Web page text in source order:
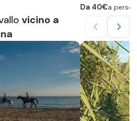
e durante le
i boschi e praterie
per principianti e
e, previa richiesta,
è compresa nel
chiuse.
è 4 anni.
L'esperienza è
esperienza. Al
insegnerà le
in seguito si
L'attività dura
immergerà nel
Bracciano e il
arrivare in riva
Per partecipare
un
pantaloni lunghi
Da 40€a
vicino a